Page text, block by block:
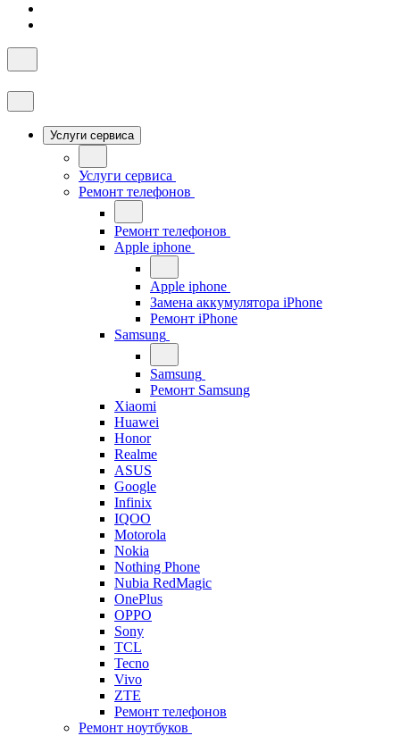
Услуги сервиса
Услуги сервиса
Ремонт телефонов
Ремонт телефонов
Apple iphone
Apple iphone
Замена аккумулятора iPhone
Ремонт iPhone
Samsung
Samsung
Ремонт Samsung
Xiaomi
Huawei
Honor
Realme
ASUS
Google
Infinix
IQOO
Motorola
Nokia
Nothing Phone
Nubia RedMagic
OnePlus
OPPO
Sony
TCL
Tecno
Vivo
ZTE
Ремонт телефонов
Ремонт ноутбуков